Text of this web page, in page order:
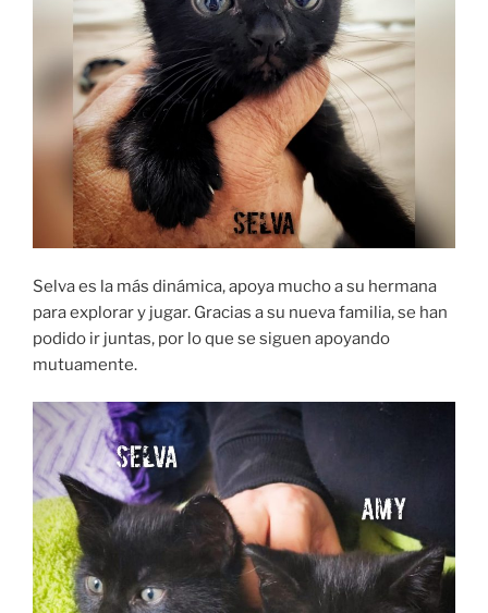
Selva es la más dinámica, apoya mucho a su hermana
para explorar y jugar. Gracias a su nueva familia, se han
podido ir juntas, por lo que se siguen apoyando
mutuamente.